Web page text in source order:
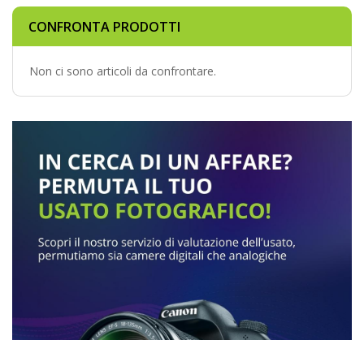
CONFRONTA PRODOTTI
Non ci sono articoli da confrontare.